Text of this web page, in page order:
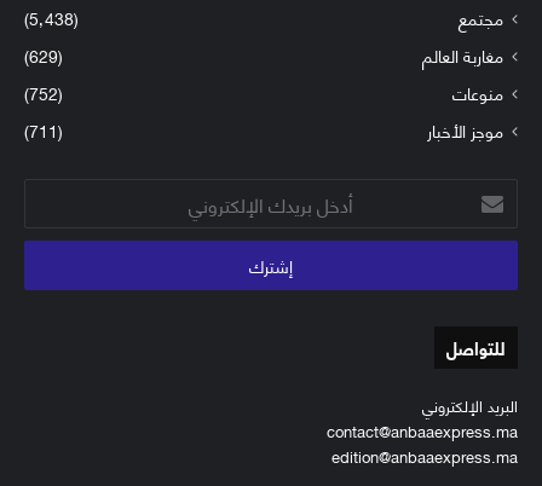
مجتمع
(5٬438)
مغاربة العالم
(629)
منوعات
(752)
موجز الأخبار
(711)
أدخل
بريدك
الإلكتروني
للتواصل
البريد الإلكتروني
contact@anbaaexpress.ma
edition@anbaaexpress.ma